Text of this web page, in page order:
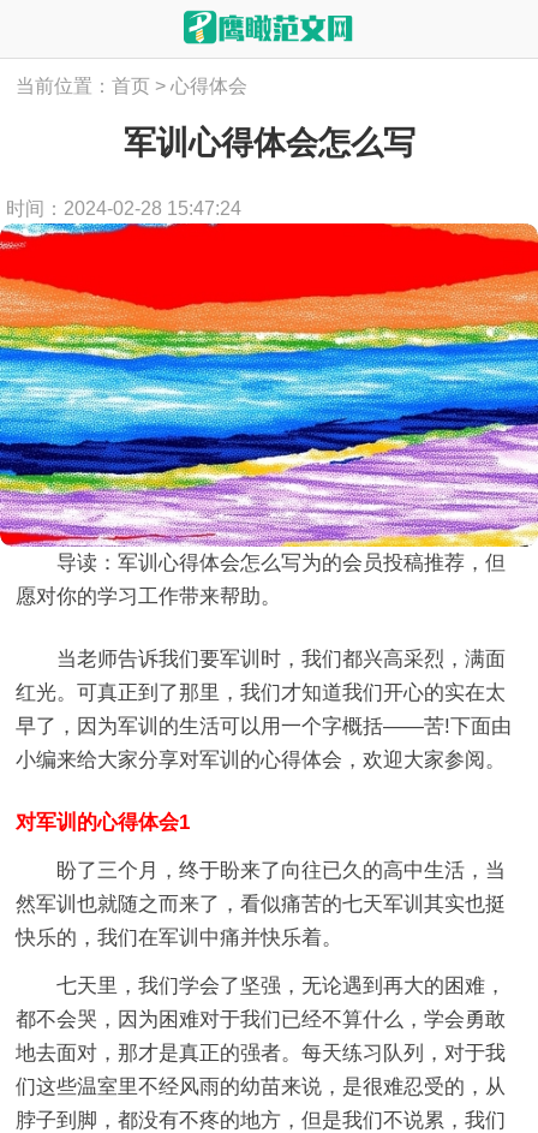
当前位置：首页 > 心得体会
军训心得体会怎么写
时间：2024-02-28 15:47:24
导读：军训心得体会怎么写为的会员投稿推荐，但
愿对你的学习工作带来帮助。
当老师告诉我们要军训时，我们都兴高采烈，满面
红光。可真正到了那里，我们才知道我们开心的实在太
早了，因为军训的生活可以用一个字概括——苦!下面由
小编来给大家分享对军训的心得体会，欢迎大家参阅。
对军训的心得体会1
盼了三个月，终于盼来了向往已久的高中生活，当
然军训也就随之而来了，看似痛苦的七天军训其实也挺
快乐的，我们在军训中痛并快乐着。
七天里，我们学会了坚强，无论遇到再大的困难，
都不会哭，因为困难对于我们已经不算什么，学会勇敢
地去面对，那才是真正的强者。每天练习队列，对于我
们这些温室里不经风雨的幼苗来说，是很难忍受的，从
脖子到脚，都没有不疼的地方，但是我们不说累，我们